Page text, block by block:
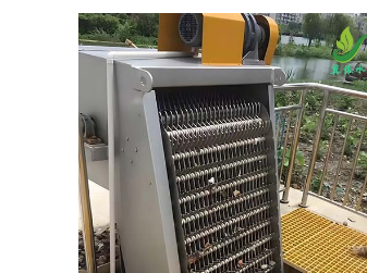
用途：泵站,污水处理,水电站,自来水厂,渠道,水
产养殖,化工,纺织,给排水工程